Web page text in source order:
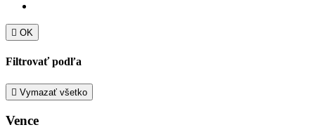
 OK
Filtrovať podľa
 Vymazať všetko
Vence